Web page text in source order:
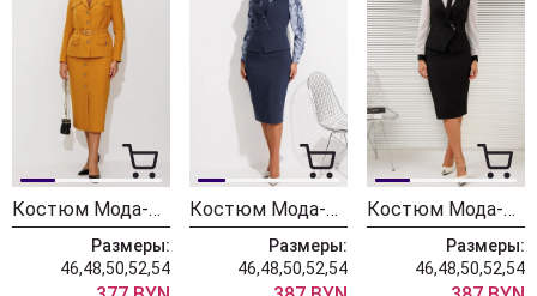
Костюм Мода-Юрс 26-2935 горчица
Размеры:
46,48,50,52,54
Костюм Мода-Юрс 26-2766 пыльно-синий
Размеры:
46,48,50,52,54
Костюм Мода-Юрс 26-2766 черный + мелкий горох
Размеры:
46,48,50,52,54